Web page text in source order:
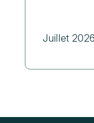
Juillet 2026